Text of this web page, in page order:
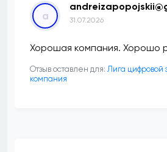
a 31.07.2026
Хорошая компания. Хорошо
Отзыв оставлен для: Лига цифровой
компания